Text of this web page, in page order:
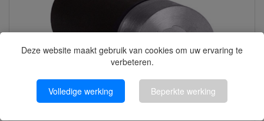
Deze website maakt gebruik van cookies om uw ervaring te
verbeteren.
Volledige werking Beperkte werking